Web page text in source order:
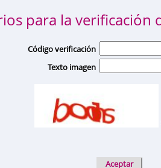
para la verificación
Código verificación
Texto imagen